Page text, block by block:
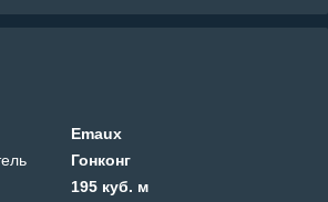
Emaux
Гонконг
195 куб. м